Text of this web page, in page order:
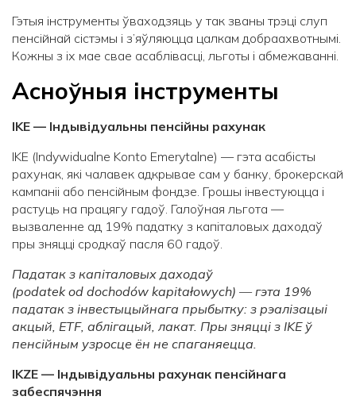
Гэтыя інструменты ўваходзяць у так званы трэці слуп
пенсійнай сістэмы і з’яўляюцца цалкам добраахвотнымі.
Кожны з іх мае свае асаблівасці, льготы і абмежаванні.
Асноўныя інструменты
IKE — Індывідуальны пенсійны рахунак
IKE (Indywidualne Konto Emerytalne) — гэта асабісты
рахунак, які чалавек адкрывае сам у банку, брокерскай
кампаніі або пенсійным фондзе. Грошы інвестуюцца і
растуць на працягу гадоў. Галоўная льгота —
вызваленне ад 19% падатку з капіталовых даходаў
пры зняцці сродкаў пасля 60 гадоў.
Падатак з капіталовых даходаў
(podatek od dochodów kapitałowych) —гэта 19%
падатак з інвестыцыйнага прыбытку: з рэалізацыі
акцый, ETF, аблігацый, лакат. Пры зняцці з IKEў
пенсійным узросце ён не спаганяецца.
IKZE — Індывідуальны рахунак пенсійнага
забеспячэння